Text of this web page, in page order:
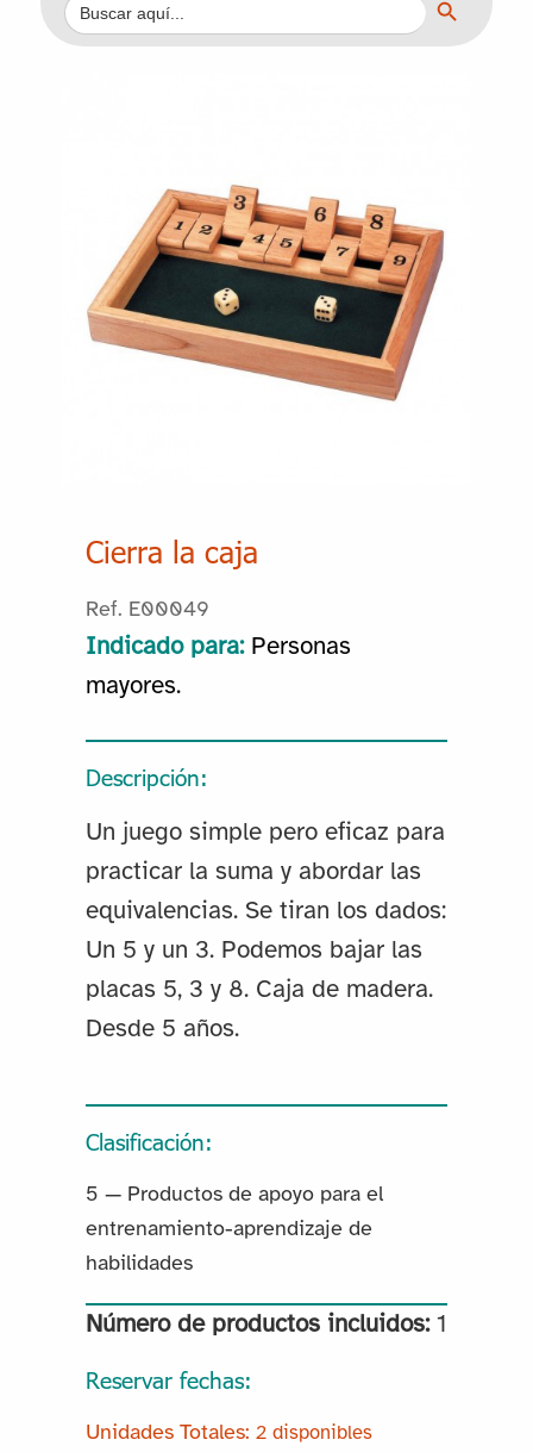
Cierra la caja
Ref. E00049
Indicado para: Personas
mayores.
Descripción:
Un juego simple pero eficaz para
practicar la suma y abordar las
equivalencias. Se tiran los dados:
Un 5 y un 3. Podemos bajar las
placas 5, 3 y 8. Caja de madera.
Desde 5 años.
Clasificación:
5 — Productos de apoyo para el
entrenamiento-aprendizaje de
habilidades
Número de productos incluidos:1
Reservar fechas:
2 disponibles